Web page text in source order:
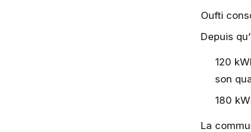
Oufti
Depuis
120
son
180
La